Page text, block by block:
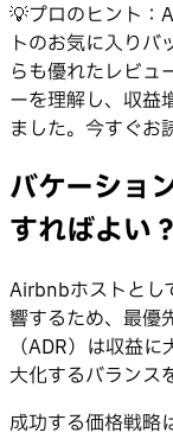
💡プロのヒント：
トのお気に入りバ
らも優れたレビュ
ーを理解し、収益
ました。今すぐお
バケーショ
すればよい？
Airbnbホストとし
響するため、最優
（ADR）は収益
大化するバランス
成功する価格戦略